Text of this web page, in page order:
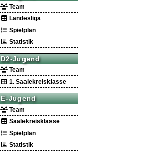
Team
Landesliga
Spielplan
Statistik
D2-Jugend
Team
1. Saalekreisklasse
E-Jugend
Team
Saalekreisklasse
Spielplan
Statistik